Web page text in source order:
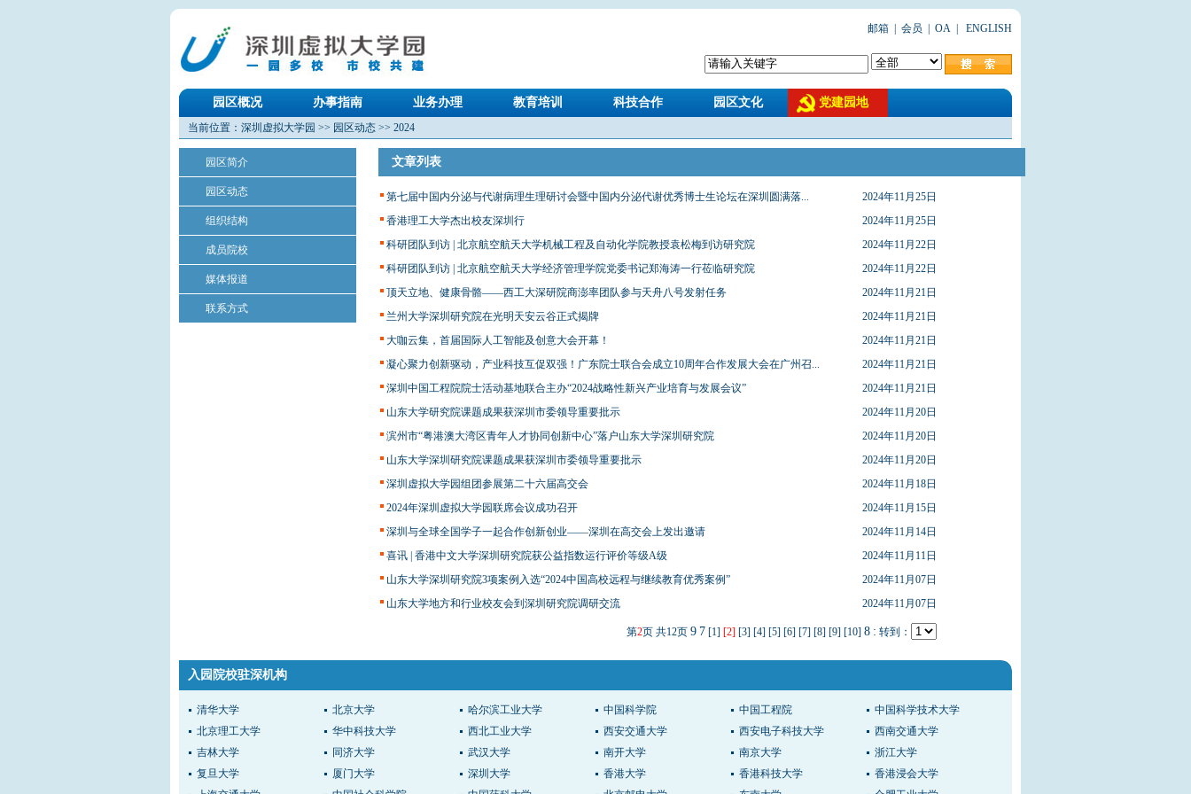
邮箱 会员 OA ENGLISH
园区概况 办事指南 业务办理 教育培训 科技合作 园区文化 党建园地
当前位置： 深圳虚拟大学园 >> 园区动态 >> 2024
园区简介
园区动态
组织结构
成员院校
媒体报道
联系方式
文章列表
第七届中国内分泌与代谢病理生理研讨会暨中国内分泌代谢优秀博士生论坛在深圳圆满落...
2024年11月25日
香港理工大学杰出校友深圳行
2024年11月25日
科研团队到访 | 北京航空航天大学机械工程及自动化学院教授袁松梅到访研究院
2024年11月22日
科研团队到访 | 北京航空航天大学经济管理学院党委书记郑海涛一行莅临研究院
2024年11月22日
顶天立地、健康骨骼——西工大深研院商澎率团队参与天舟八号发射任务
2024年11月21日
兰州大学深圳研究院在光明天安云谷正式揭牌
2024年11月21日
大咖云集，首届国际人工智能及创意大会开幕！
2024年11月21日
凝心聚力创新驱动，产业科技互促双强！广东院士联合会成立10周年合作发展大会在广州召...
2024年11月21日
深圳中国工程院院士活动基地联合主办“2024战略性新兴产业培育与发展会议”
2024年11月21日
山东大学研究院课题成果获深圳市委领导重要批示
2024年11月20日
滨州市“粤港澳大湾区青年人才协同创新中心”落户山东大学深圳研究院
2024年11月20日
山东大学深圳研究院课题成果获深圳市委领导重要批示
2024年11月20日
深圳虚拟大学园组团参展第二十六届高交会
2024年11月18日
2024年深圳虚拟大学园联席会议成功召开
2024年11月15日
深圳与全球全国学子一起合作创新创业——深圳在高交会上发出邀请
2024年11月14日
喜讯 | 香港中文大学深圳研究院获公益指数运行评价等级A级
2024年11月11日
山东大学深圳研究院3项案例入选“2024中国高校远程与继续教育优秀案例”
2024年11月07日
山东大学地方和行业校友会到深圳研究院调研交流
2024年11月07日
第2页 共12页 9 7 [1] [2] [3] [4] [5] [6] [7] [8] [9] [10] 8 : 转到：
入园院校驻深机构
清华大学 北京大学 哈尔滨工业大学 中国科学院 中国工程院
中国科学技术大学
北京理工大学
华中科技大学 西北工业大学 西安交通大学 西安电子科技大学
西南交通大学
吉林大学
同济大学 武汉大学 南开大学 南京大学
浙江大学
复旦大学
厦门大学 深圳大学 香港大学 香港科技大学
香港浸会大学